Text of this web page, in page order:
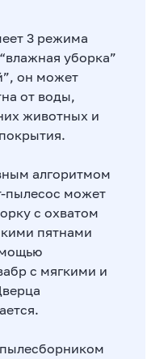
3 режима
уборка”
он может
от воды,
животных и
алгоритмом
пылесос может
с охватом
пятнами
с мягкими и